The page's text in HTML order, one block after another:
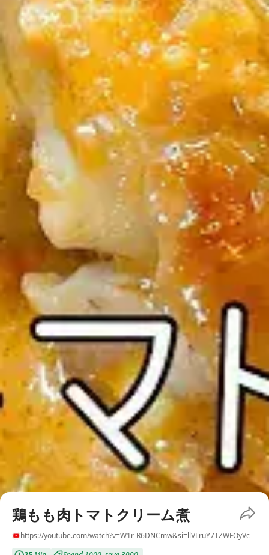
鶏もも肉トマトクリーム煮
https://youtube.com/watch?v=W1r-R6DNCmw&si=llVLruY7TZWFOyVc